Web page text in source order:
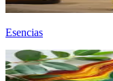
Esencias